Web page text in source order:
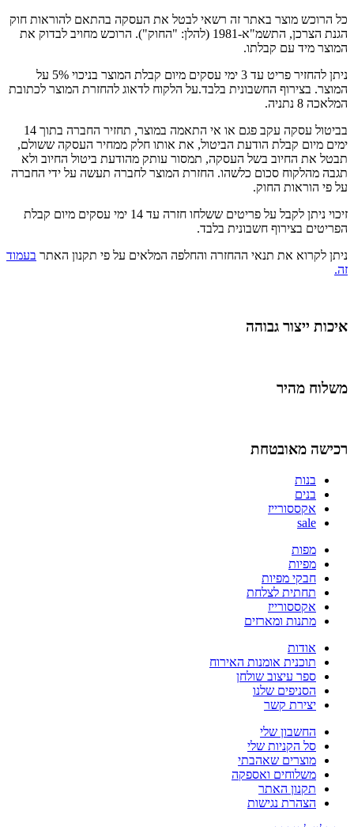
כל הרוכש מוצר באתר זה רשאי לבטל את העסקה בהתאם להוראות חוק
הגנת הצרכן, התשמ"א-1981 (להלן: "החוק"). הרוכש מחויב לבדוק את
המוצר מיד עם קבלתו.
ניתן להחזיר פריט עד 3 ימי עסקים מיום קבלת המוצר בניכוי 5% על
המוצר. בצירוף החשבונית בלבד.על הלקוח לדאוג להחזרת המוצר לכתובת
המלאכה 8 נתניה.
בביטול עסקה עקב פגם או אי התאמה במוצר, תחזיר החברה בתוך 14
ימים מיום קבלת הודעת הביטול, את אותו חלק ממחיר העסקה ששולם,
תבטל את החיוב בשל העסקה, תמסור עותק מהודעת ביטול החיוב ולא
תגבה מהלקוח סכום כלשהו. החזרת המוצר לחברה תעשה על ידי החברה
על פי הוראות החוק.
זיכוי ניתן לקבל על פריטים ששלחו חזרה עד 14 ימי עסקים מיום קבלת
הפריטים בצירוף חשבונית בלבד.
ניתן לקרוא את תנאי ההחזרה והחלפה המלאים על פי תקנון האתר בעמוד
זה.
איכות ייצור גבוהה
משלוח מהיר
רכישה מאובטחת
בנות
בנים
אקססורייז
sale
מפות
מפיות
חבקי מפיות
תחתית לצלחת
אקססורייז
מתנות ומארזים
אודות
תוכנית אומנות האירוח
ספר עיצוב שולחן
הסניפים שלנו
יצירת קשר
החשבון שלי
סל הקניות שלי
מוצרים שאהבתי
משלוחים ואספקה
תקנון האתר
הצהרת נגישות